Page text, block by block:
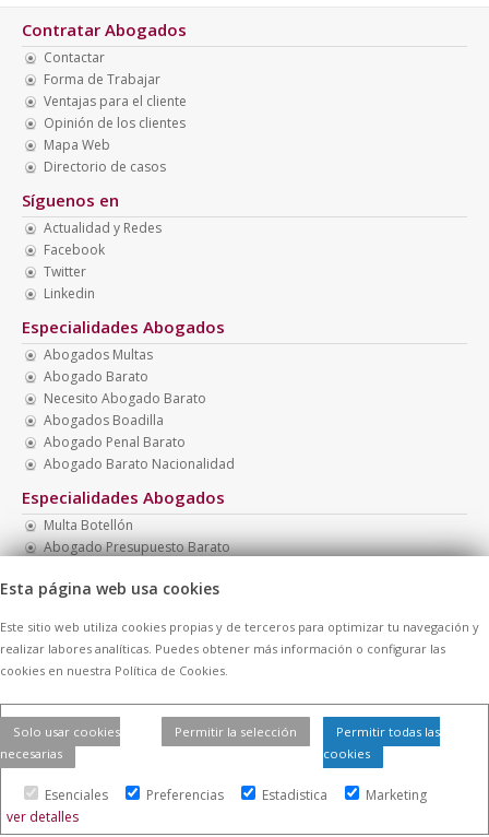
Contratar Abogados
Contactar
Forma de Trabajar
Ventajas para el cliente
Opinión de los clientes
Mapa Web
Directorio de casos
Síguenos en
Actualidad y Redes
Facebook
Twitter
Linkedin
Especialidades Abogados
Abogados Multas
Abogado Barato
Necesito Abogado Barato
Abogados Boadilla
Abogado Penal Barato
Abogado Barato Nacionalidad
Especialidades Abogados
Multa Botellón
Abogado Presupuesto Barato
Abogados Baratos Madrid
Recurrir Multa
Contratar Abogados. | Aviso Legal Cookies| Todos los
derechos reservados
Esta página web usa cookies
Este sitio web utiliza cookies propias y de terceros para optimizar tu navegación y
realizar labores analíticas. Puedes obtener más información o configurar las
cookies en nuestra Política de Cookies.
Solo usar cookies
necesarias
Permitir la selección
Permitir todas las
cookies
Esenciales Preferencias Estadistica
Marketing
ver detalles